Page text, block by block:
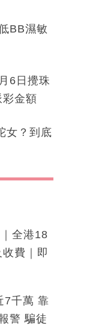
BB濕敏
6日攪珠
金額
女？到底
全港18
費｜即
7千萬 靠
警 騙徒